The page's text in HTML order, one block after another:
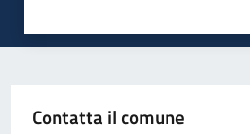
Contatta il comune